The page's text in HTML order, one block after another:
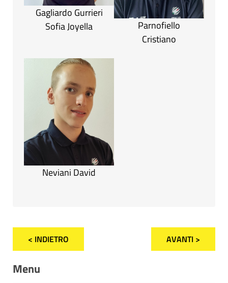
Gagliardo Gurrieri
Sofia Joyella
Parnofiello
Cristiano
Neviani David
< INDIETRO AVANTI >
Menu